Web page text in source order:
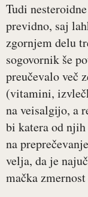
Tudi
previdno, saj
zgornjem delu
sogovornik še
preučevalo več
(vitamini,
na veisalgijo, a
bi katera od
na
velja, da je
mačka